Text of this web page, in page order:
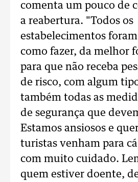
comenta um pouco de
a reabertura. "Todos os
estabelecimentos
como fazer, da melhor
para que não receba
de risco, com algum
também todas as
de segurança que
Estamos ansiosos e
turistas venham para
com muito cuidado.
quem estiver doente,